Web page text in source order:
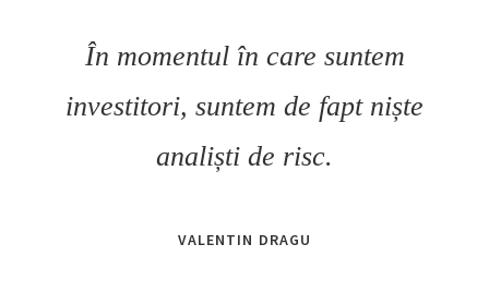
În momentul în care suntem
investitori, suntem de fapt niște
analiști de risc.
VALENTIN DRAGU